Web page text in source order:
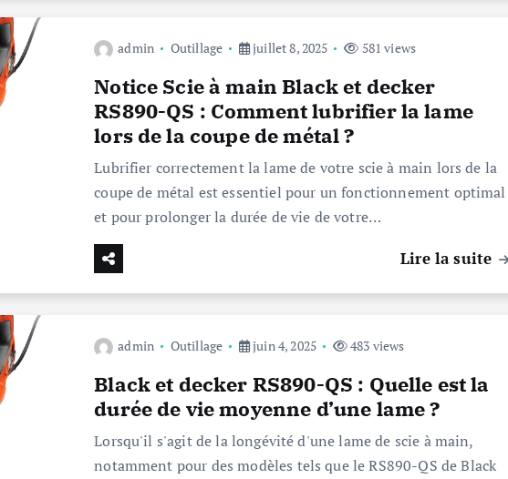
admin Outillage juillet 8, 2025 581 views
Notice Scie à main Black et decker
RS890-QS : Comment lubrifier la lame
lors de la coupe de métal ?
Lubrifier correctement la lame de votre scie à main lors de la
coupe de métal est essentiel pour un fonctionnement optimal
et pour prolonger la durée de vie de votre…
Lire la suite
admin Outillage juin 4, 2025 483 views
Black et decker RS890-QS : Quelle est la
durée de vie moyenne d’une lame ?
Lorsqu'il s'agit de la longévité d'une lame de scie à main,
notamment pour des modèles tels que le RS890-QS de Black